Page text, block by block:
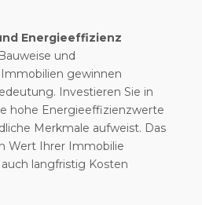
Energieeffizienz
und
gewinnen
Investieren Sie in
hohe Energieeffizienzwerte
Merkmale aufweist. Das
Wert Ihrer Immobilie
langfristig Kosten